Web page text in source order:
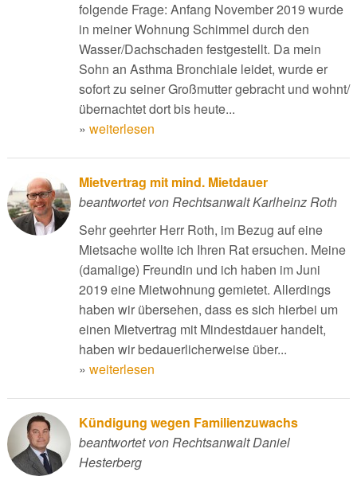
folgende Frage: Anfang November 2019 wurde
in meiner Wohnung Schimmel durch den
Wasser/Dachschaden festgestellt. Da mein
Sohn an Asthma Bronchiale leidet, wurde er
sofort zu seiner Großmutter gebracht und wohnt/
übernachtet dort bis heute...
» weiterlesen
Mietvertrag mit mind. Mietdauer
beantwortet von Rechtsanwalt Karlheinz Roth
Sehr geehrter Herr Roth, im Bezug auf eine
Mietsache wollte ich Ihren Rat ersuchen. Meine
(damalige) Freundin und ich haben im Juni
2019 eine Mietwohnung gemietet. Allerdings
haben wir übersehen, dass es sich hierbei um
einen Mietvertrag mit Mindestdauer handelt,
haben wir bedauerlicherweise über...
» weiterlesen
Kündigung wegen Familienzuwachs
beantwortet von Rechtsanwalt Daniel
Hesterberg